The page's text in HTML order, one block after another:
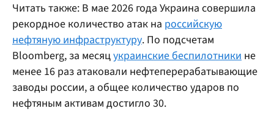
Читать также: В мае 2026 года Украина совершила
рекордное количество атак на российскую
нефтяную инфраструктуру. По подсчетам
Bloomberg, за месяцукраинские беспилотники не
менее 16 раз атаковали нефтеперерабатывающие
заводы россии, а общее количество ударов по
нефтяным активам достигло 30.